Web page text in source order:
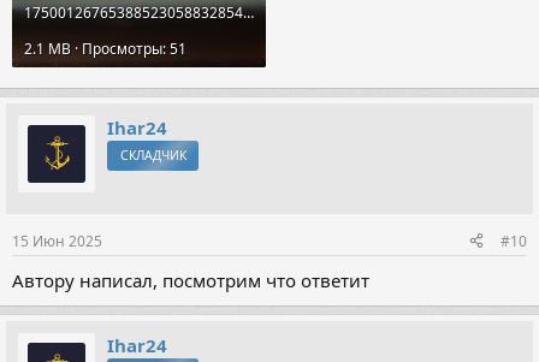
17500126765388523058832854381929.webp
2.1 MB · Просмотры: 51
Ihar24
СКЛАДЧИК
15 Июн 2025 #10
Автору написал, посмотрим что ответит
Ihar24